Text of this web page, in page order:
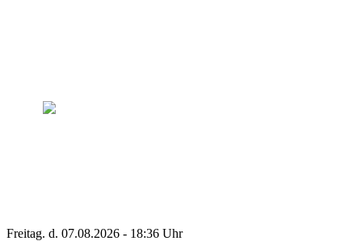
Freitag. d. 07.08.2026 - 18:36 Uhr